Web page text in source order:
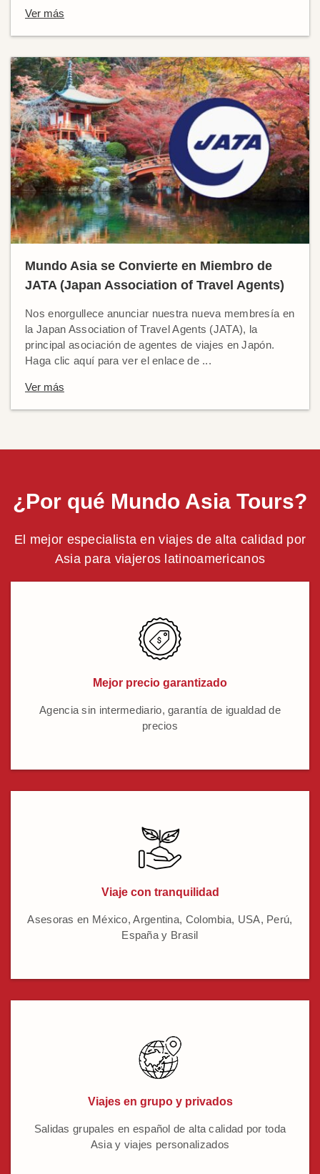
Ver más
Mundo Asia se Convierte en Miembro de
JATA (Japan Association of Travel Agents)
Nos enorgullece anunciar nuestra nueva membresía en
la Japan Association of Travel Agents (JATA), la
principal asociación de agentes de viajes en Japón.
Haga clic aquí para ver el enlace de ...
Ver más
¿Por qué Mundo Asia Tours?
El mejor especialista en viajes de alta calidad por
Asia para viajeros latinoamericanos
Mejor precio garantizado
Agencia sin intermediario, garantía de igualdad de
precios
Viaje con tranquilidad
Asesoras en México, Argentina, Colombia, USA, Perú,
España y Brasil
Viajes en grupo y privados
Salidas grupales en español de alta calidad por toda
Asia y viajes personalizados